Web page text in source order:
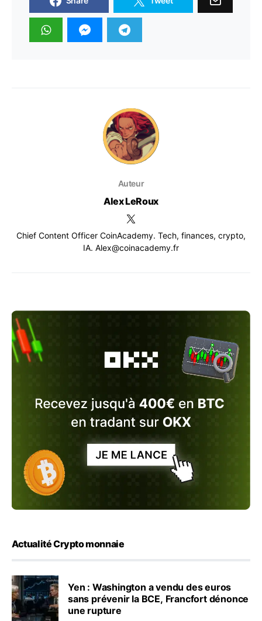
Auteur
Alex LeRoux
Chief Content Officer CoinAcademy. Tech, finances, crypto,
IA. Alex@coinacademy.fr
Actualité Crypto monnaie
Yen : Washington a vendu des euros
sans prévenir la BCE, Francfort dénonce
une rupture